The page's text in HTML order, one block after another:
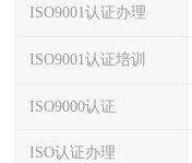
ISO9001认证办理
ISO9001认证培训
ISO9000认证
ISO认证办理